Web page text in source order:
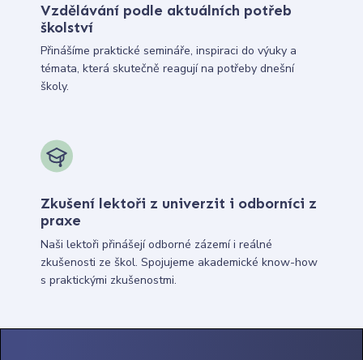
Vzdělávání podle aktuálních potřeb
školství
Přinášíme praktické semináře, inspiraci do výuky a
témata, která skutečně reagují na potřeby dnešní
školy.
Zkušení lektoři z univerzit i odborníci z
praxe
Naši lektoři přinášejí odborné zázemí i reálné
zkušenosti ze škol. Spojujeme akademické know-how
s praktickými zkušenostmi.